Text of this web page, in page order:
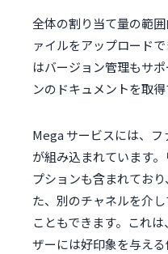
全体の割り当て量の範
ァイルをアップロード
はバージョン管理もサ
ンのドキュメントを取得
Mega サービスには、
が組み込まれています
プションも含まれてお
た、別のチャネルを介
こともできます。これ
ザーには好印象を与え